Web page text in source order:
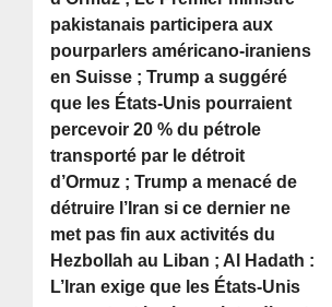
pakistanais participera aux
pourparlers américano-iraniens
en Suisse ; Trump a suggéré
que les États-Unis pourraient
percevoir 20 % du pétrole
transporté par le détroit
d’Ormuz ; Trump a menacé de
détruire l’Iran si ce dernier ne
met pas fin aux activités du
Hezbollah au Liban ; Al Hadath :
L’Iran exige que les États-Unis